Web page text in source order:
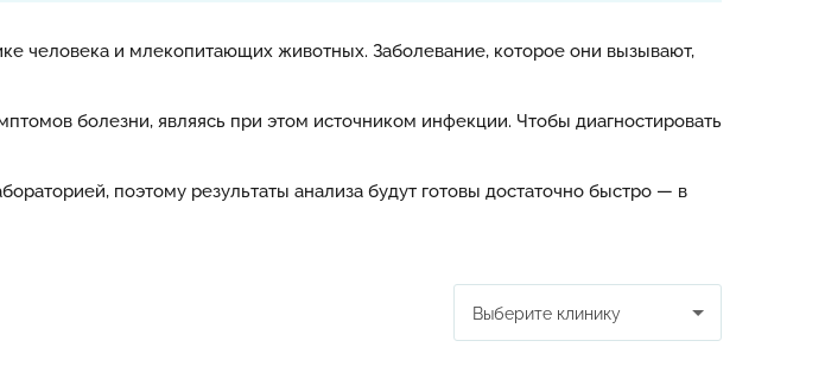
человека и млекопитающих животных. Заболевание, которое они вызывают,
болезни, являясь при этом источником инфекции. Чтобы диагностировать
поэтому результаты анализа будут готовы достаточно быстро — в
Выберите клинику